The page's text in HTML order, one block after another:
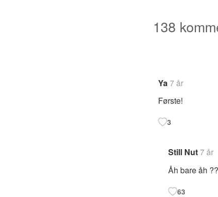
138
Ya 7 år
Første!
3
Still Nut7 år
Åh bare åh
63